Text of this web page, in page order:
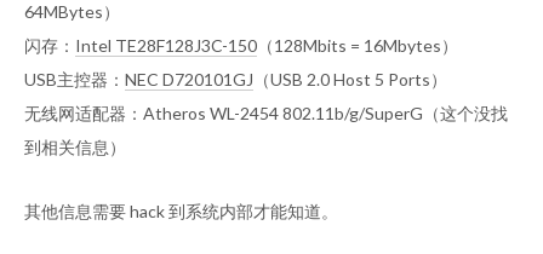
64MBytes）
闪存： Intel TE28F128J3C-150 （128Mbits = 16Mbytes）
USB主控器： NEC D720101GJ （USB 2.0 Host 5 Ports）
无线网适配器：Atheros WL-2454 802.11b/g/SuperG（这个没找
到相关信息）
其他信息需要 hack 到系统内部才能知道。